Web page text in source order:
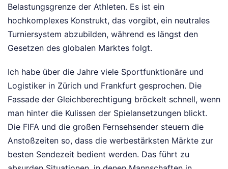
Belastungsgrenze der Athleten. Es ist ein
hochkomplexes Konstrukt, das vorgibt, ein neutrales
Turniersystem abzubilden, während es längst den
Gesetzen des globalen Marktes folgt.
Ich habe über die Jahre viele Sportfunktionäre und
Logistiker in Zürich und Frankfurt gesprochen. Die
Fassade der Gleichberechtigung bröckelt schnell, wenn
man hinter die Kulissen der Spielansetzungen blickt.
Die FIFA und die großen Fernsehsender steuern die
Anstoßzeiten so, dass die werbestärksten Märkte zur
besten Sendezeit bedient werden. Das führt zu